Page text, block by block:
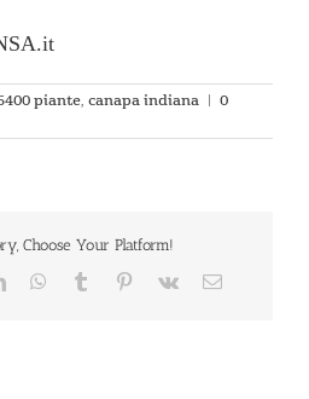
piante, canapa indiana | 0
Choose Your Platform!
LinkedInWhatsApp
Tumblr Pinterest
Vk Email